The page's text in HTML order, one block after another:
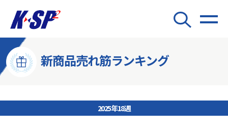
新商品売れ筋ランキング
2025年18週